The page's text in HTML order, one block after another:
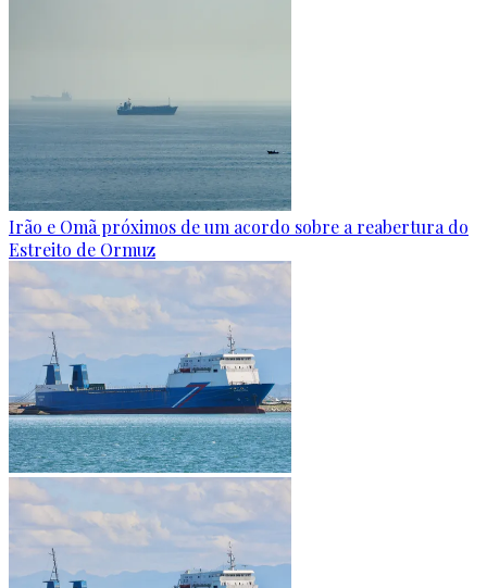
Irão e Omã próximos de um acordo sobre a reabertura do
Estreito de Ormuz